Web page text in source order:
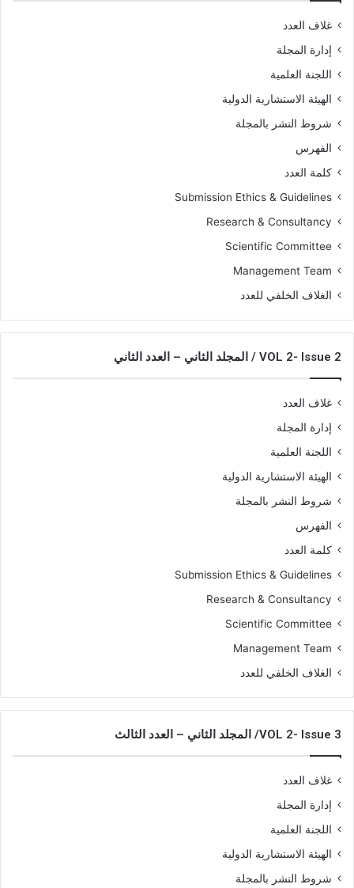
غلاف العدد
إدارة المجلة
اللجنة العلمية
الهيئة الاستشارية الدولية
شروط النشر بالمجلة
الفهرس
كلمة العدد
Submission Ethics & Guidelines
Research & Consultancy
Scientific Committee
Management Team
الغلاف الخلفي للعدد
VOL 2- Issue 2 / المجلد الثاني – العدد الثاني
غلاف العدد
إدارة المجلة
اللجنة العلمية
الهيئة الاستشارية الدولية
شروط النشر بالمجلة
الفهرس
كلمة العدد
Submission Ethics & Guidelines
Research & Consultancy
Scientific Committee
Management Team
الغلاف الخلفي للعدد
VOL 2- Issue 3/ المجلد الثاني – العدد الثالث
غلاف العدد
إدارة المجلة
اللجنة العلمية
الهيئة الاستشارية الدولية
شروط النشر بالمجلة